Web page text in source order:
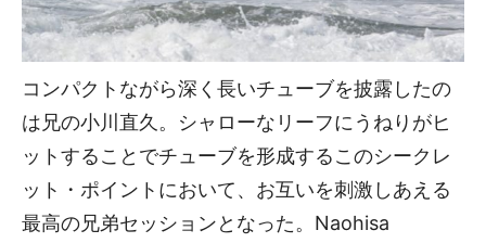
コンパクトながら深く長いチューブを披露したの
は兄の小川直久。シャローなリーフにうねりがヒ
ットすることでチューブを形成するこのシークレ
ット・ポイントにおいて、お互いを刺激しあえる
最高の兄弟セッションとなった。Naohisa